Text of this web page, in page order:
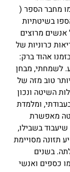
מחבר הספר (
בשיטתיות
מרוצים
כרוניות של
אהוד ברק:
לשמחתי, מבחן
טוב מזה של
השיטה ונכון
ומלמדת
מאפשרת
בשבילו,
תזונה מסויימת
בשנים
כספים ואנשי